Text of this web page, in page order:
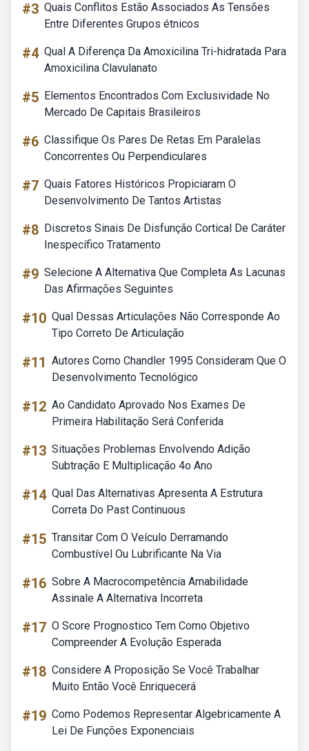
#3 Quais Conflitos Estão Associados As Tensões
Entre Diferentes Grupos étnicos
#4 Qual A Diferença Da Amoxicilina Tri-hidratada Para
Amoxicilina Clavulanato
#5 Elementos Encontrados Com Exclusividade No
Mercado De Capitais Brasileiros
#6 Classifique Os Pares De Retas Em Paralelas
Concorrentes Ou Perpendiculares
#7 Quais Fatores Históricos Propiciaram O
Desenvolvimento De Tantos Artistas
#8 Discretos Sinais De Disfunção Cortical De Caráter
Inespecífico Tratamento
#9 Selecione A Alternativa Que Completa As Lacunas
Das Afirmações Seguintes
#10 Qual Dessas Articulações Não Corresponde Ao
Tipo Correto De Articulação
#11 Autores Como Chandler 1995 Consideram Que O
Desenvolvimento Tecnológico
#12 Ao Candidato Aprovado Nos Exames De
Primeira Habilitação Será Conferida
#13 Situações Problemas Envolvendo Adição
Subtração E Multiplicação 4o Ano
#14 Qual Das Alternativas Apresenta A Estrutura
Correta Do Past Continuous
#15 Transitar Com O Veículo Derramando
Combustível Ou Lubrificante Na Via
#16 Sobre A Macrocompetência Amabilidade
Assinale A Alternativa Incorreta
#17 O Score Prognostico Tem Como Objetivo
Compreender A Evolução Esperada
#18 Considere A Proposição Se Você Trabalhar
Muito Então Você Enriquecerá
#19 Como Podemos Representar Algebricamente A
Lei De Funções Exponenciais